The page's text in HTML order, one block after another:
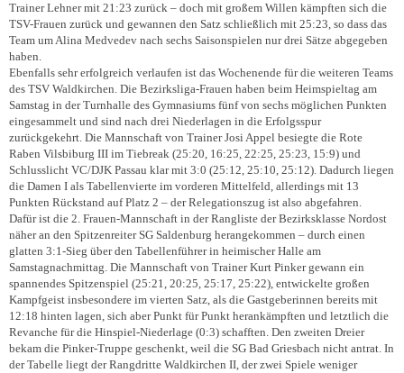
Trainer Lehner mit 21:23 zurück – doch mit großem Willen kämpften sich die
TSV-Frauen zurück und gewannen den Satz schließlich mit 25:23, so dass das
Team um Alina Medvedev nach sechs Saisonspielen nur drei Sätze abgegeben
haben.
Ebenfalls sehr erfolgreich verlaufen ist das Wochenende für die weiteren Teams
des TSV Waldkirchen. Die Bezirksliga-Frauen haben beim Heimspieltag am
Samstag in der Turnhalle des Gymnasiums fünf von sechs möglichen Punkten
eingesammelt und sind nach drei Niederlagen in die Erfolgsspur
zurückgekehrt. Die Mannschaft von Trainer Josi Appel besiegte die Rote
Raben Vilsbiburg III im Tiebreak (25:20, 16:25, 22:25, 25:23, 15:9) und
Schlusslicht VC/DJK Passau klar mit 3:0 (25:12, 25:10, 25:12). Dadurch liegen
die Damen I als Tabellenvierte im vorderen Mittelfeld, allerdings mit 13
Punkten Rückstand auf Platz 2 – der Relegationszug ist also abgefahren.
Dafür ist die 2. Frauen-Mannschaft in der Rangliste der Bezirksklasse Nordost
näher an den Spitzenreiter SG Saldenburg herangekommen – durch einen
glatten 3:1-Sieg über den Tabellenführer in heimischer Halle am
Samstagnachmittag. Die Mannschaft von Trainer Kurt Pinker gewann ein
spannendes Spitzenspiel (25:21, 20:25, 25:17, 25:22), entwickelte großen
Kampfgeist insbesondere im vierten Satz, als die Gastgeberinnen bereits mit
12:18 hinten lagen, sich aber Punkt für Punkt herankämpften und letztlich die
Revanche für die Hinspiel-Niederlage (0:3) schafften. Den zweiten Dreier
bekam die Pinker-Truppe geschenkt, weil die SG Bad Griesbach nicht antrat. In
der Tabelle liegt der Rangdritte Waldkirchen II, der zwei Spiele weniger